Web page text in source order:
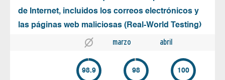
de Internet, incluidos los correos electrónicos y
las páginas web maliciosas (Real-World Testing)
marzo abril
98.9 98 100